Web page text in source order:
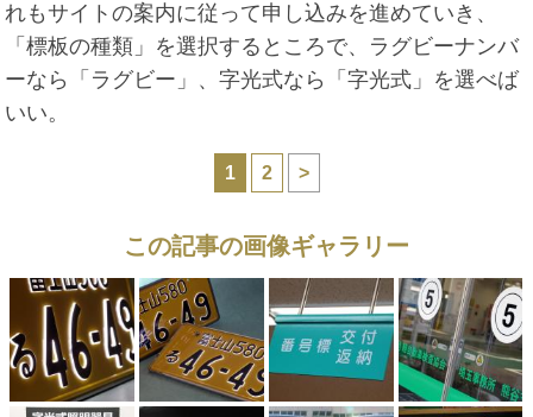
れもサイトの案内に従って申し込みを進めていき、
「標板の種類」を選択するところで、ラグビーナンバ
ーなら「ラグビー」、字光式なら「字光式」を選べば
いい。
1 2 >
この記事の画像ギャラリー